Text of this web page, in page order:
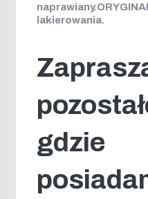
lakierowania.
gdzie